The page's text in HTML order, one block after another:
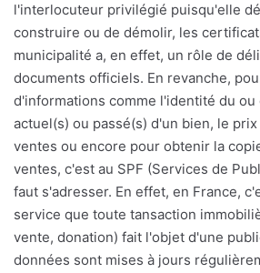
l'interlocuteur privilégié puisqu'elle
construire ou de démolir, les
municipalité a, en effet, un rôle de
documents officiels. En revanche,
d'informations comme l'identité du
actuel(s) ou passé(s) d'un bien, le
ventes ou encore pour obtenir la
ventes, c'est au SPF (Services de
faut s'adresser. En effet, en France,
service que toute tansaction
vente, donation) fait l'objet d'une
données sont mises à jours